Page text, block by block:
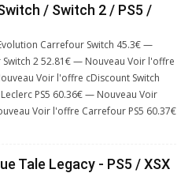
/ Switch 2 / PS5 /
Carrefour Switch 45.3€ —
2 52.81€ — Nouveau Voir l'offre
Voir l'offre cDiscount Switch
PS5 60.36€ — Nouveau Voir
Voir l'offre Carrefour PS5 60.37€
Tale Legacy - PS5 / XSX